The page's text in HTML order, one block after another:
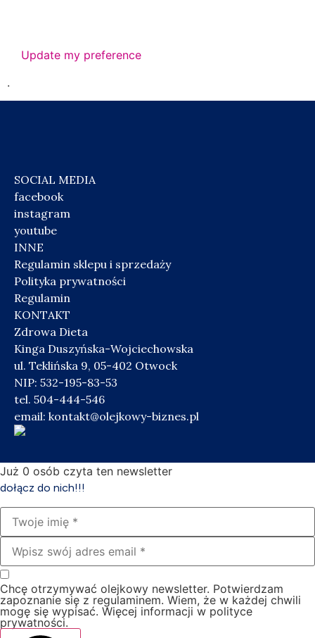
Update my preference
.
SOCIAL MEDIA
facebook
instagram
youtube
INNE
Regulamin sklepu i sprzedaży
Polityka prywatności
Regulamin
KONTAKT
Zdrowa Dieta
Kinga Duszyńska-Wojciechowska
ul. Teklińska 9, 05-402 Otwock
NIP: 532-195-83-53
tel. 504-444-546
email: kontakt@olejkowy-biznes.pl
Już 0 osób czyta ten newsletter
dołącz do nich!!!
Chcę otrzymywać olejkowy newsletter. Potwierdzam
zapoznanie się z regulaminem. Wiem, że w każdej chwili
mogę się wypisać. Więcej informacji w polityce
prywatności.